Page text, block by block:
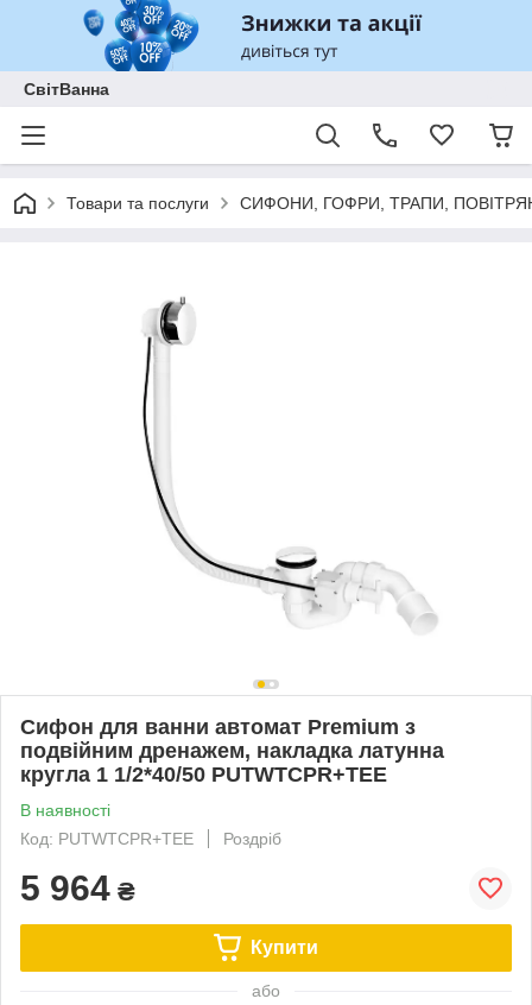
СвітВанна
Товари та послуги СИФОНИ, ГОФРИ, ТРАПИ,
Сифон для ванни автомат Premium з
подвійним дренажем, накладка латунна
кругла 1 1/2*40/50 PUTWTCPR+TEE
В наявності
Код: PUTWTCPR+TEE
Роздріб
5 964 ₴
Купити
або